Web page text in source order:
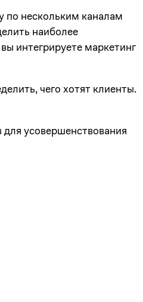
по нескольким каналам
наиболее
интегрируете маркетинг
чего хотят клиенты.
усовершенствования